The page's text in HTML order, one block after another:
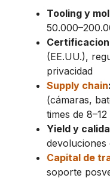
Tooling y
(EE.UU.),
privacidad
Supply chain:
(cámaras,
times de
Yield y
devoluciones
Capital de
soporte